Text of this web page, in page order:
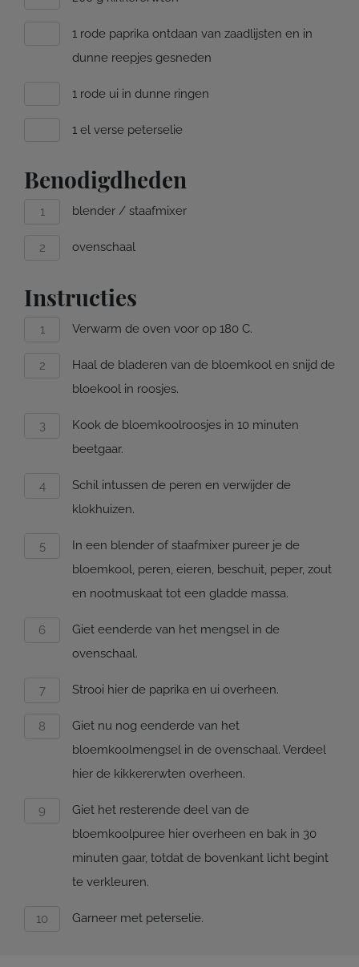
1 rode paprika ontdaan van zaadlijsten en in
dunne reepjes gesneden
1 rode ui in dunne ringen
1 el verse peterselie
Benodigdheden
blender / staafmixer
ovenschaal
Instructies
Verwarm de oven voor op 180 C.
Haal de bladeren van de bloemkool en snijd de
bloekool in roosjes.
Kook de bloemkoolroosjes in 10 minuten
beetgaar.
Schil intussen de peren en verwijder de
klokhuizen.
In een blender of staafmixer pureer je de
bloemkool, peren, eieren, beschuit, peper, zout
en nootmuskaat tot een gladde massa.
Giet eenderde van het mengsel in de
ovenschaal.
Strooi hier de paprika en ui overheen.
Giet nu nog eenderde van het
bloemkoolmengsel in de ovenschaal. Verdeel
hier de kikkererwten overheen.
Giet het resterende deel van de
bloemkoolpuree hier overheen en bak in 30
minuten gaar, totdat de bovenkant licht begint
te verkleuren.
Garneer met peterselie.